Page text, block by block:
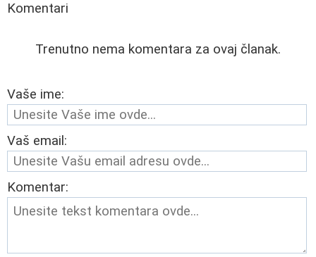
Komentari
Trenutno nema komentara za ovaj članak.
Vaše ime:
Vaš email:
Komentar: